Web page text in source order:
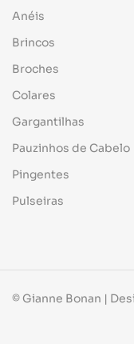
Anéis
Brincos
Broches
Colares
Gargantilhas
Pauzinhos de Cabelo
Pingentes
Pulseiras
© Gianne Bonan |